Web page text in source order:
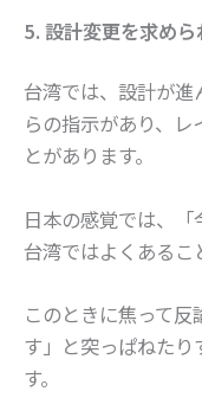
5. 設計変更を求め
台湾では、設計が
らの指示があり、
とがあります。
日本の感覚では、「
台湾ではよくあるこ
このときに焦って
す」と突っぱねたり
す。